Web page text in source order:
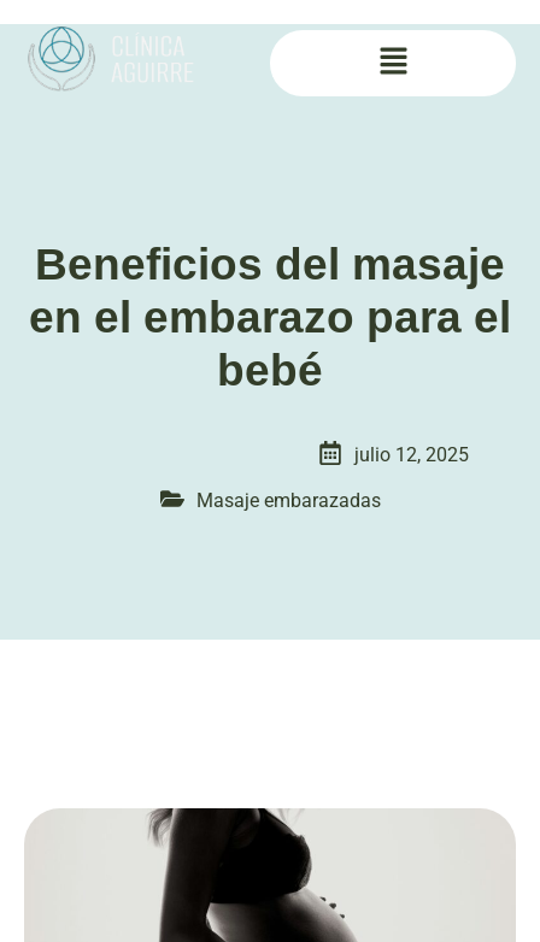
Beneficios del masaje
en el embarazo para el
bebé
julio 12, 2025
Masaje embarazadas